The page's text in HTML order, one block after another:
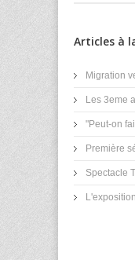
Articles à
Migration
Les 3eme
"Peut-on
Première
Spectacle
L'exposition